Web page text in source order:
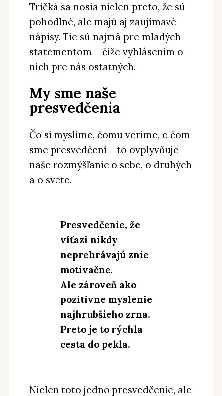
Tričká sa nosia nielen preto, že sú
pohodlné, ale majú aj zaujímavé
nápisy. Tie sú najmä pre mladých
statementom – čiže vyhlásením o
nich pre nás ostatných.
My sme naše
presvedčenia
Čo si myslíme, čomu veríme, o čom
sme presvedčení – to ovplyvňuje
naše rozmýšľanie o sebe, o druhých
a o svete.
Presvedčenie, že
víťazi nikdy
neprehrávajú znie
motivačne.
Ale zároveň ako
pozitívne myslenie
najhrubšieho zrna.
Preto je to rýchla
cesta do pekla.
Nielen toto jedno presvedčenie, ale